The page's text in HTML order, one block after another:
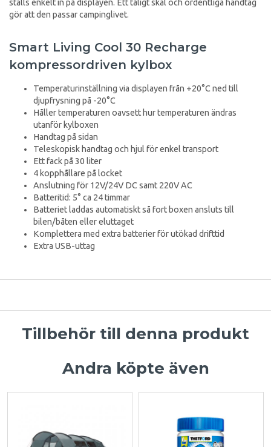
ställs enkelt in på displayen. Ett tåligt skal och ordentliga handtag
gör att den passar campinglivet.
Smart Living Cool 30 Recharge
kompressordriven kylbox
Temperaturinställning via displayen från +20°C ned till
djupfrysning på -20°C
Håller temperaturen oavsett hur temperaturen ändras
utanför kylboxen
Handtag på sidan
Teleskopisk handtag och hjul för enkel transport
Ett fack på 30 liter
4 kopphållare på locket
Anslutning för 12V/24V DC samt 220V AC
Batteritid: 5° ca 24 timmar
Batteriet laddas automatiskt så fort boxen ansluts till
bilen/båten eller eluttaget
Komplettera med extra batterier för utökad drifttid
Extra USB-uttag
Tillbehör till denna produkt
Andra köpte även